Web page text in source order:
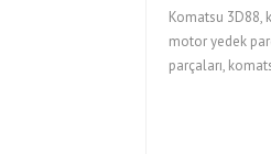
Komatsu 3D88,
motor yedek
parçaları,